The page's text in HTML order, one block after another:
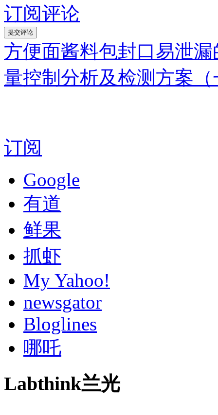
订阅评论
方便面酱料包封口易泄
量控制分析及检测方案（
订阅
Google
有道
鲜果
抓虾
My Yahoo!
newsgator
Bloglines
哪吒
Labthink兰光